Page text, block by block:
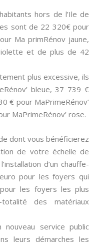
hors de l’Ile de
sont de 22 320€ pour
Ma primRénov jaune,
et de plus de 42
plus excessive, ils
bleue, 37 739 €
€ pour MaPrimeRénov’
MaPrimeRénov’ rose.
dont vous bénéficierez
de votre échelle de
d’un chauffe-
pour les foyers qui
les foyers les plus
des matériaux
service public
leurs démarches les